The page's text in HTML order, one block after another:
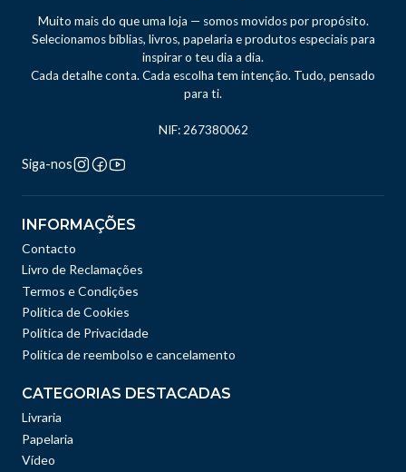
Muito mais do que uma loja — somos movidos por propósito.
Selecionamos bíblias, livros, papelaria e produtos especiais para
inspirar o teu dia a dia.
Cada detalhe conta. Cada escolha tem intenção. Tudo, pensado
para ti.
NIF: 267380062
Siga-nos
INFORMAÇÕES
Contacto
Livro de Reclamações
Termos e Condições
Política de Cookies
Política de Privacidade
Politica de reembolso e cancelamento
CATEGORIAS DESTACADAS
Livraria
Papelaria
Vídeo